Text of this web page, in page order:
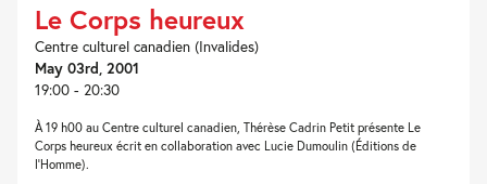
Le Corps heureux
Centre culturel canadien (Invalides)
May 03rd, 2001
19:00 - 20:30
À 19 h00 au Centre culturel canadien, Thérèse Cadrin Petit présente Le
Corps heureux écrit en collaboration avec Lucie Dumoulin (Éditions de
l'Homme).